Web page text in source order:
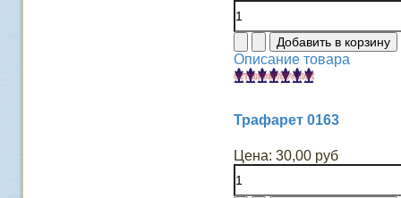
Описание товара
Трафарет 0163
Цена: 30,00 руб